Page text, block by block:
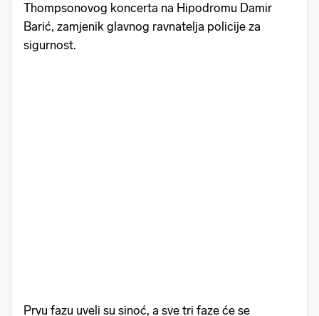
Thompsonovog koncerta na Hipodromu Damir
Barić, zamjenik glavnog ravnatelja policije za
sigurnost.
Prvu fazu uveli su sinoć, a sve tri faze će se